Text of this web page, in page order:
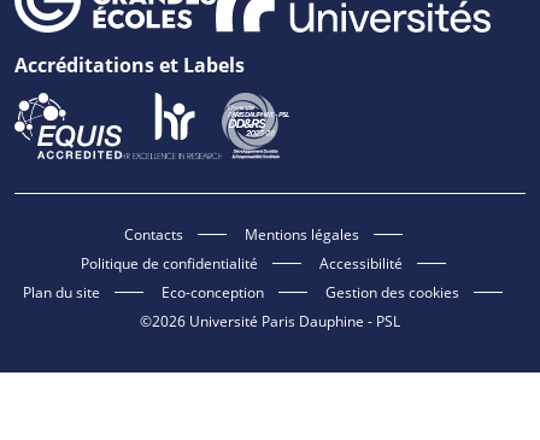
Accréditations et Labels
Contacts
Mentions légales
Politique de confidentialité
Accessibilité
Plan du site
Eco-conception
Gestion des cookies
©2026 Université Paris Dauphine - PSL